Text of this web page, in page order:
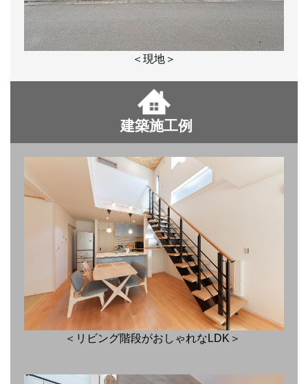
＜現地＞
建築施工例
＜リビング階段がおしゃれなLDK＞